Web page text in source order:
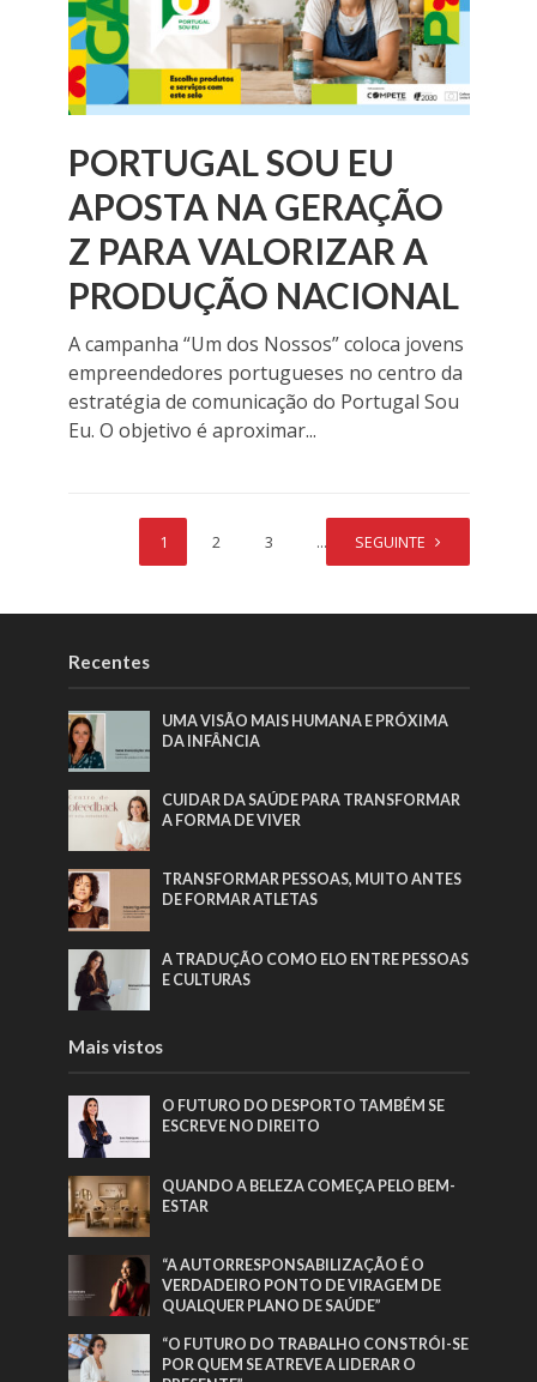
PORTUGAL SOU EU
APOSTA NA GERAÇÃO
Z PARA VALORIZAR A
PRODUÇÃO NACIONAL
A campanha “Um dos Nossos” coloca jovens
empreendedores portugueses no centro da
estratégia de comunicação do Portugal Sou
Eu. O objetivo é aproximar...
1 2 3 … 61
SEGUINTE
Recentes
UMA VISÃO MAIS HUMANA E PRÓXIMA
DA INFÂNCIA
CUIDAR DA SAÚDE PARA TRANSFORMAR
A FORMA DE VIVER
TRANSFORMAR PESSOAS, MUITO ANTES
DE FORMAR ATLETAS
A TRADUÇÃO COMO ELO ENTRE PESSOAS
E CULTURAS
Mais vistos
O FUTURO DO DESPORTO TAMBÉM SE
ESCREVE NO DIREITO
QUANDO A BELEZA COMEÇA PELO BEM-
ESTAR
“A AUTORRESPONSABILIZAÇÃO É O
VERDADEIRO PONTO DE VIRAGEM DE
QUALQUER PLANO DE SAÚDE”
“O FUTURO DO TRABALHO CONSTRÓI-SE
POR QUEM SE ATREVE A LIDERAR O